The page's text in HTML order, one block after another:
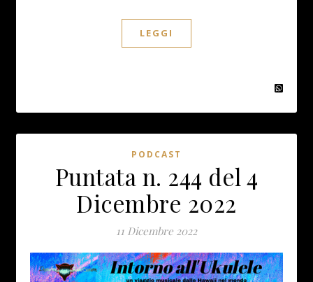
LEGGI
PODCAST
Puntata n. 244 del 4
Dicembre 2022
11 Dicembre 2022